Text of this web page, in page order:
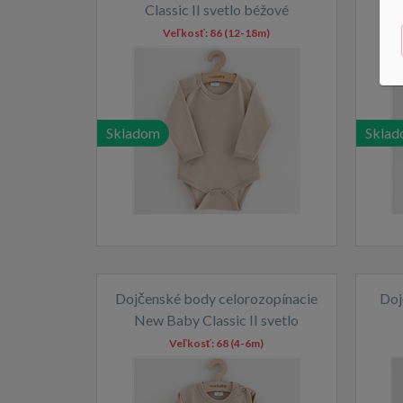
Classic II svetlo béžové
Skladom
Veľkosť: 86 (12-18m)
Dojčenské body celorozopínacie
New Baby Classic II svetlo
béžové
Veľkosť: 68 (4-6m)